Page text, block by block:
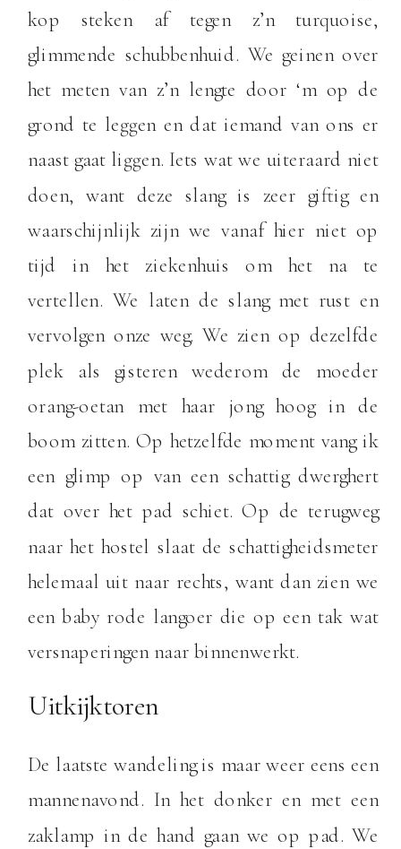
kop steken af tegen z’n turquoise,
glimmende schubbenhuid. We geinen over
het meten van z’n lengte door ‘m op de
grond te leggen en dat iemand van ons er
naast gaat liggen. Iets wat we uiteraard niet
doen, want deze slang is zeer giftig en
waarschijnlijk zijn we vanaf hier niet op
tijd in het ziekenhuis om het na te
vertellen. We laten de slang met rust en
vervolgen onze weg. We zien op dezelfde
plek als gisteren wederom de moeder
orang-oetan met haar jong hoog in de
boom zitten. Op hetzelfde moment vang ik
een glimp op van een schattig dwerghert
dat over het pad schiet. Op de terugweg
naar het hostel slaat de schattigheidsmeter
helemaal uit naar rechts, want dan zien we
een baby rode langoer die op een tak wat
versnaperingen naar binnenwerkt.
Uitkijktoren
De laatste wandeling is maar weer eens een
mannenavond. In het donker en met een
zaklamp in de hand gaan we op pad. We